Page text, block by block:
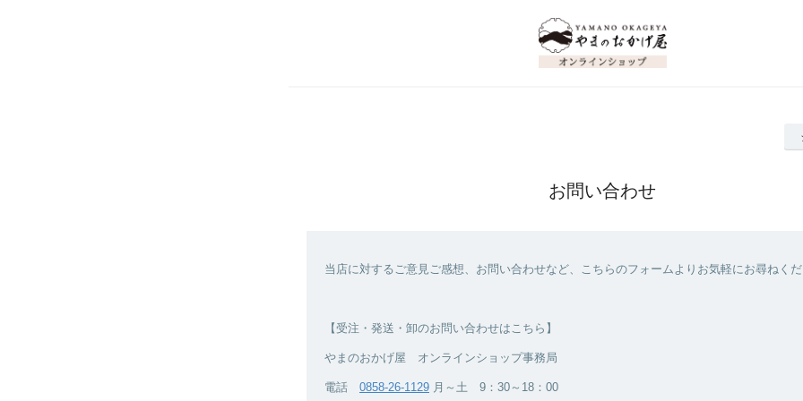
お問い合わせ
当店に対するご意見ご感想、お問い合わせなど、こちらのフォームよりお気軽にお尋ねくだ
【受注・発送・卸のお問い合わせはこちら】
やまのおかげ屋 オンラインショップ事務局
電話 0858-26-1129 月～土 9：30～18：00